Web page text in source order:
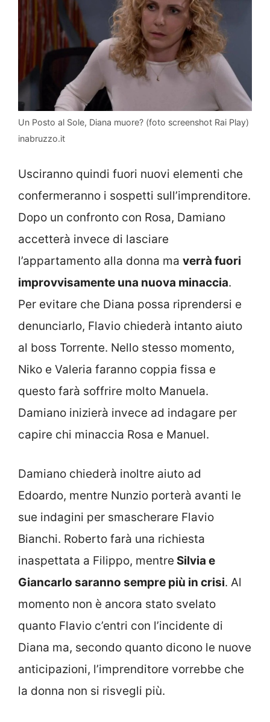
Un Posto al Sole, Diana muore? (foto screenshot Rai Play)
inabruzzo.it
Usciranno quindi fuori nuovi elementi che
confermeranno i sospetti sull’imprenditore.
Dopo un confronto con Rosa, Damiano
accetterà invece di lasciare
l’appartamento alla donna ma verrà fuori
improvvisamente una nuova minaccia.
Per evitare che Diana possa riprendersi e
denunciarlo, Flavio chiederà intanto aiuto
al boss Torrente. Nello stesso momento,
Niko e Valeria faranno coppia fissa e
questo farà soffrire molto Manuela.
Damiano inizierà invece ad indagare per
capire chi minaccia Rosa e Manuel.
Damiano chiederà inoltre aiuto ad
Edoardo, mentre Nunzio porterà avanti le
sue indagini per smascherare Flavio
Bianchi. Roberto farà una richiesta
inaspettata a Filippo, mentre Silvia e
Giancarlo saranno sempre più in crisi. Al
momento non è ancora stato svelato
quanto Flavio c’entri con l’incidente di
Diana ma, secondo quanto dicono le nuove
anticipazioni, l’imprenditore vorrebbe che
la donna non si risvegli più.